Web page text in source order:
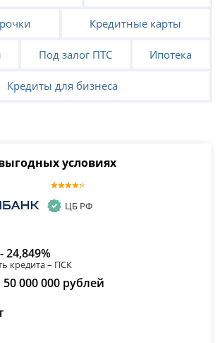
условиях
ЦБ РФ
24,849%
кредита – ПСК
50 000 000 рублей
Кредитные карты
Под залог ПТС Ипотека
Кредиты для бизнеса